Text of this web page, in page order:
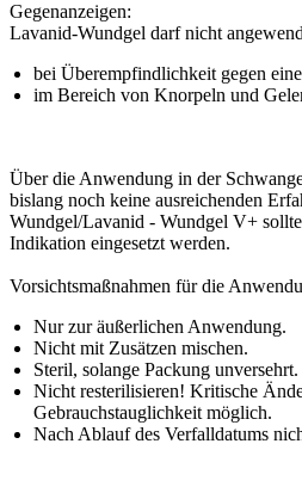
Gegenanzeigen:
Lavanid-Wundgel darf nicht
bei Überempfindlichkeit gegen
im Bereich von Knorpeln und
Über die Anwendung in der
bislang noch keine ausreichenden
Wundgel/Lavanid - Wundgel V+
Indikation eingesetzt werden.
Vorsichtsmaßnahmen für die
Nur zur äußerlichen Anwendung.
Nicht mit Zusätzen mischen.
Steril, solange Packung unversehrt.
Nicht resterilisieren! Kritische
Gebrauchstauglichkeit möglich.
Nach Ablauf des Verfalldatums